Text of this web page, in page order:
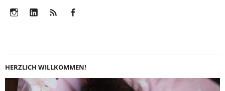
HERZLICH WILLKOMMEN!